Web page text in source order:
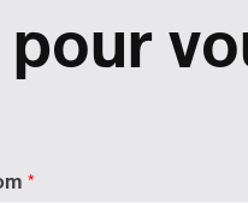
l'Europe.
*